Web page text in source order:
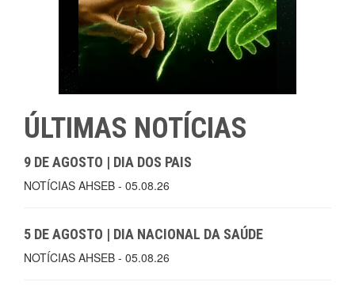
ÚLTIMAS NOTÍCIAS
9 DE AGOSTO | DIA DOS PAIS
NOTÍCIAS AHSEB - 05.08.26
5 DE AGOSTO | DIA NACIONAL DA SAÚDE
NOTÍCIAS AHSEB - 05.08.26